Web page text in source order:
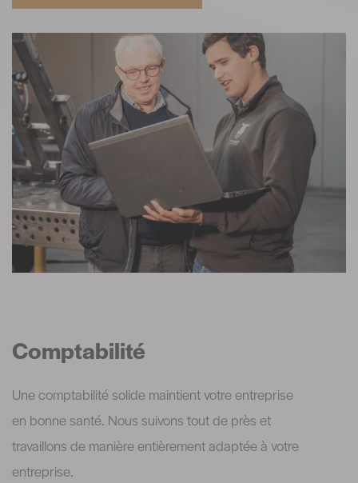
Comptabilité
Une comptabilité solide maintient votre entreprise
en bonne santé. Nous suivons tout de près et
travaillons de manière entièrement adaptée à votre
entreprise.